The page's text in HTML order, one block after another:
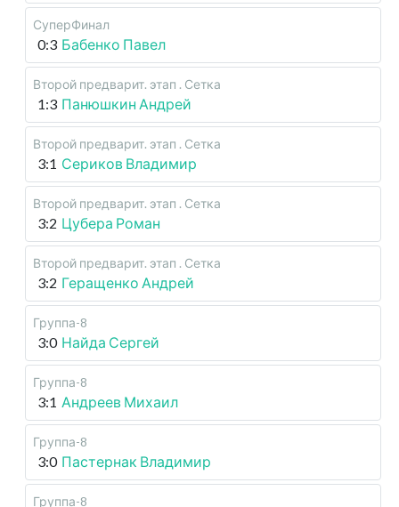
СуперФинал
0:3 Бабенко Павел
Второй предварит. этап . Сетка
1:3 Панюшкин Андрей
Второй предварит. этап . Сетка
3:1 Сериков Владимир
Второй предварит. этап . Сетка
3:2 Цубера Роман
Второй предварит. этап . Сетка
3:2 Геращенко Андрей
Группа-8
3:0 Найда Сергей
Группа-8
3:1 Андреев Михаил
Группа-8
3:0 Пастернак Владимир
Группа-8